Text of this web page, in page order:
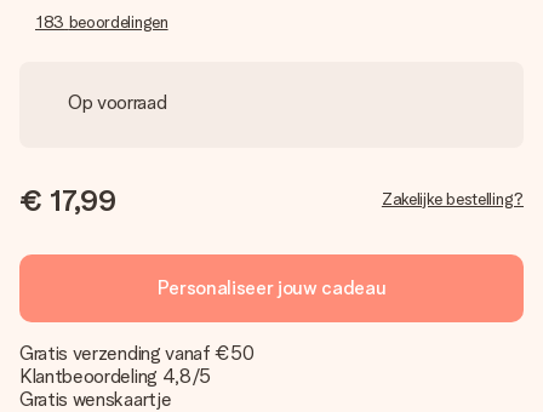
183 beoordelingen
Op voorraad
€ 17,99 Zakelijke bestelling?
Personaliseer jouw cadeau
Gratis verzending vanaf €50
Klantbeoordeling 4,8/5
Gratis wenskaartje